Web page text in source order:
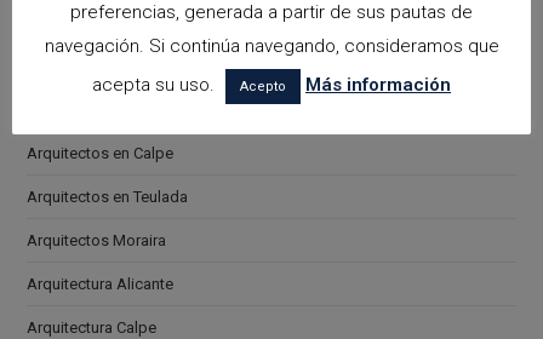
Arquitectos en Alicante
Arquitectos en Calpe
Arquitectos en Teulada
Arquitectos Moraira
Arquitectura Alicante
Arquitectura Calpe
preferencias, generada a partir de sus pautas de
navegación. Si continúa navegando, consideramos que
acepta su uso.
Acepto Más información